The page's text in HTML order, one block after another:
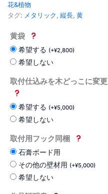
花&植物
タグ: メタリック, 縦長, 黄
黄袋
希望する (+¥2,800)
希望しない
取付仕込みを木どっこに変更
希望する (+¥5,000)
希望しない
取付用フック同梱
石膏ボード用
その他の壁材用 (+¥5,000)
希望しない